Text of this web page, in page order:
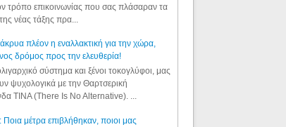
τρόπο επικοινωνίας που σας πλάσαραν τα
νέας τάξης πρα...
πλέον η εναλλακτική για την χώρα,
δρόμος προς την ελευθερία!
σύστημα και ξένοι τοκογλύφοι, μας
ψυχολογικά με την Θαρτσερική
TINA (There Is No Alternative). ...
μέτρα επιβλήθηκαν, ποιοι μας